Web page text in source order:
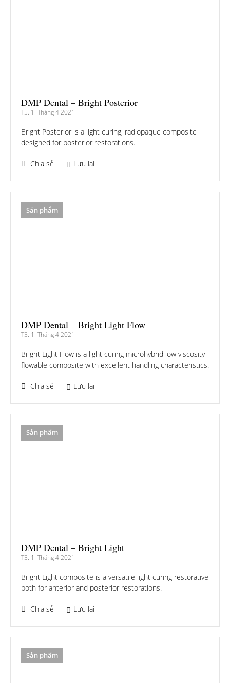
DMP Dental – Bright Posterior
T5. 1. Tháng 4 2021
Bright Posterior is a light curing, radiopaque composite
designed for posterior restorations.
Chia sẻ Lưu lại
Sản phẩm
DMP Dental – Bright Light Flow
T5. 1. Tháng 4 2021
Bright Light Flow is a light curing microhybrid low viscosity
flowable composite with excellent handling characteristics.
Chia sẻ Lưu lại
Sản phẩm
DMP Dental – Bright Light
T5. 1. Tháng 4 2021
Bright Light composite is a versatile light curing restorative
both for anterior and posterior restorations.
Chia sẻ Lưu lại
Sản phẩm